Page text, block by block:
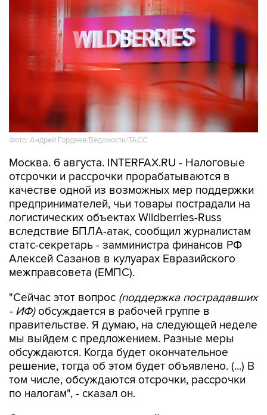
Фото: Андрей Гордеев/Ведомости/ТАСС
Москва. 6 августа. INTERFAX.RU - Налоговые
отсрочки и рассрочки прорабатываются в
качестве одной из возможных мер поддержки
предпринимателей, чьи товары пострадали на
логистических объектах Wildberries-Russ
вследствие БПЛА-атак, сообщил журналистам
статс-секретарь - замминистра финансов РФ
Алексей Сазанов в кулуарах Евразийского
межправсовета (ЕМПС).
"Сейчас этот вопрос (поддержка пострадавших
- ИФ)обсуждается в рабочей группе в
правительстве. Я думаю, на следующей неделе
мы выйдем с предложением. Разные меры
обсуждаются. Когда будет окончательное
решение, тогда об этом будет объявлено. (...) В
том числе, обсуждаются отсрочки, рассрочки
по налогам", - сказал он.